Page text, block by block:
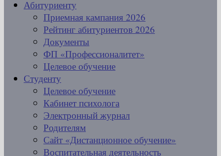
Абитуриенту
Приемная кампания 2026
Рейтинг абитуриентов 2026
Документы
ФП «Профессионалитет»
Целевое обучение
Студенту
Целевое обучение
Кабинет психолога
Электронный журнал
Родителям
Сайт «Дистанционное обучение»
Воспитательная деятельность